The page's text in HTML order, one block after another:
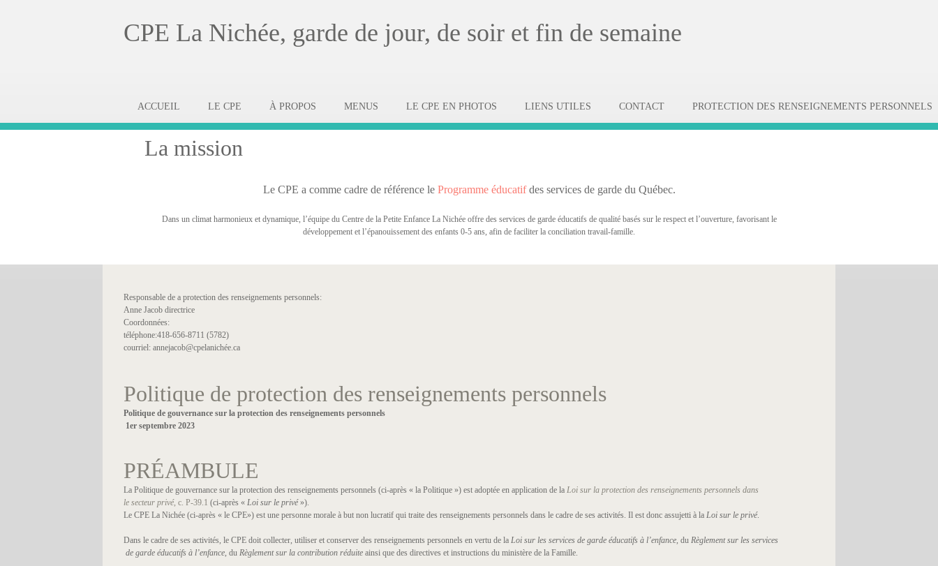
CPE La Nichée, garde de jour, de soir et fin de semaine
ACCUEIL LE CPE À PROPOS MENUS LE CPE EN PHOTOS LIENS UTILES CONTACT PROTECTION DES RENSEIGNEMENTS PERSONNELS
La mission
Le CPE a comme cadre de référence le Programme éducatifdes services de garde du Québec.
Dans un climat harmonieux et dynamique, l’équipe du Centre de la Petite Enfance La Nichée offre des services de garde éducatifs de qualité basés sur le respect et l’ouverture, favorisant le
développement et l’épanouissement des enfants 0-5 ans, afin de faciliter la conciliation travail-famille.
Responsable de a protection des renseignements personnels:
Anne Jacob directrice
Coordonnées:
téléphone:418-656-8711 (5782)
courriel: annejacob@cpelanichée.ca
Politique de protection des renseignements personnels
Politique de gouvernance sur la protection des renseignements personnels
1er septembre 2023
PRÉAMBULE
La Politique de gouvernance sur la protection des renseignements personnels (ci-après « la Politique ») est adoptée en application de la Loi sur la protection des renseignements personnels dans
le secteur privé, c. P-39.1 (ci-après « Loi sur le privé»).
Le CPE La Nichée (ci-après « le CPE») est une personne morale à but non lucratif qui traite des renseignements personnels dans le cadre de ses activités. Il est donc assujetti à la Loi sur le privé.
Dans le cadre de ses activités, le CPE doit collecter, utiliser et conserver des renseignements personnels en vertu de la Loi sur les services de garde éducatifs à l’enfance, du Règlement sur les services
de garde éducatifs à l’enfance, du Règlement sur la contribution réduite ainsi que des directives et instructions du ministère de la Famille.